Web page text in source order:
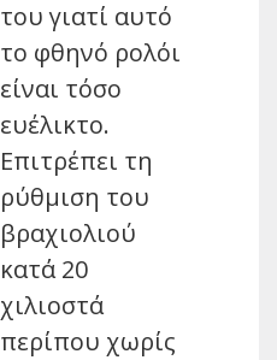
του γιατί αυτό
το φθηνό ρολόι
είναι τόσο
ευέλικτο.
Επιτρέπει τη
ρύθμιση του
βραχιολιού
κατά 20
χιλιοστά
περίπου χωρίς